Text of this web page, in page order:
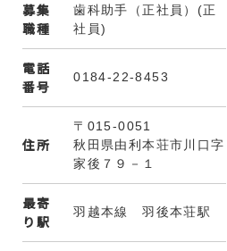
募集
職種
歯科助手（正社員）(正
社員)
電話
番号
0184-22-8453
住所
〒015-0051
秋田県由利本荘市川口字
家後７９－１
最寄
り駅
羽越本線 羽後本荘駅